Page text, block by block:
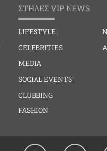
ΣΤΗΛΕΣ VIP NEWS
LIFESTYLE
CELEBRITIES
MEDIA
SOCIAL EVENTS
CLUBBING
FASHION